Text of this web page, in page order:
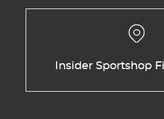
Insider Sportshop